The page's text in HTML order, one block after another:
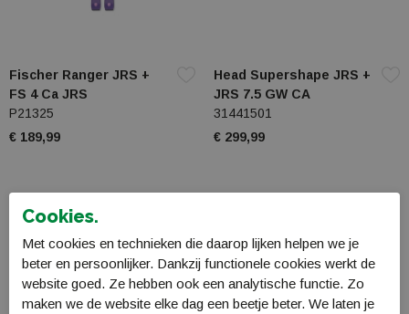
Fischer Ranger JRS +
FS 4 Ca JRS
P21325
€ 189,99
Head Supershape JRS +
JRS 7.5 GW CA
31441501
€ 299,99
Cookies.
Met cookies en technieken die daarop lijken helpen we je
beter en persoonlijker. Dankzij functionele cookies werkt de
website goed. Ze hebben ook een analytische functie. Zo
maken we de website elke dag een beetje beter. We laten je